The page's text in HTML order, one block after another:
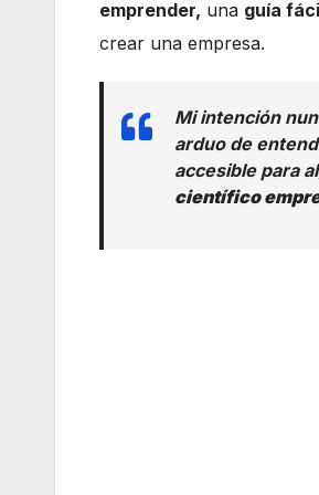
emprender, una guía
crear una empresa.
Mi intención
arduo de
accesible para
científico